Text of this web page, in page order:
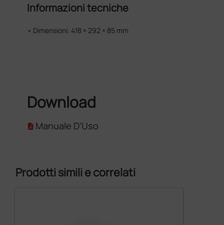
Informazioni tecniche
• Dimensioni: 418 × 292 × 85 mm
Download
Manuale D'Uso
Prodotti simili e correlati